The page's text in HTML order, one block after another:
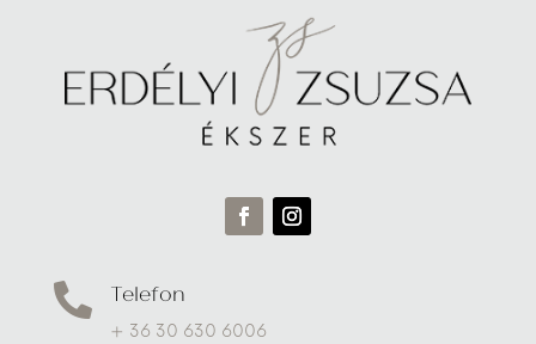
 Telefon
+ 36 30 630 6006